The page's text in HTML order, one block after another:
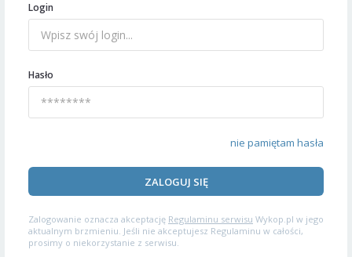
Login
Hasło
nie pamiętam hasła
ZALOGUJ SIĘ
Zalogowanie oznacza akceptację Regulaminu serwisu Wykop.pl w jego
aktualnym brzmieniu. Jeśli nie akceptujesz Regulaminu w całości,
prosimy o niekorzystanie z serwisu.